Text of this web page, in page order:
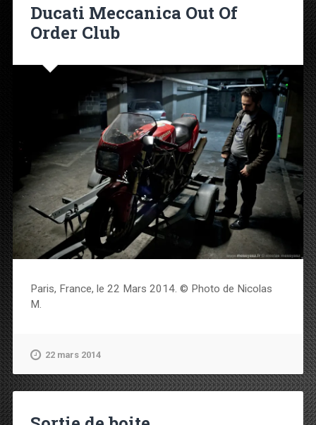
Ducati Meccanica Out Of
Order Club
Paris, France, le 22 Mars 2014. © Photo de Nicolas
M.
22 mars 2014